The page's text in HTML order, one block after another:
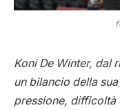
Koni De Winter, dal
un bilancio della
pressione, difficoltà